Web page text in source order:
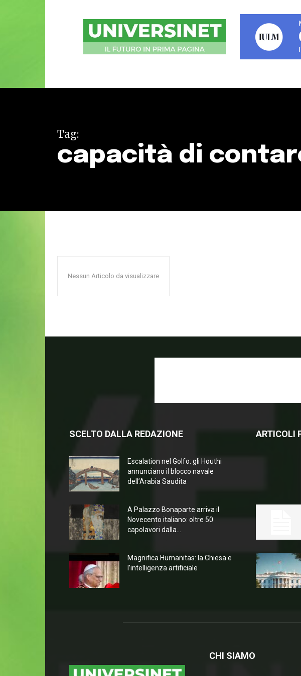
UniversiNet
Magazine
Tag:
capacità di
Nessun Articolo da visualizzare
SCELTO DALLA REDAZIONE
Escalation nel Golfo: gli Houthi
annunciano il blocco navale
dell’Arabia Saudita
A Palazzo Bonaparte arriva il
Novecento italiano: oltre 50
capolavori dalla...
Magnifica Humanitas: la Chiesa e
l’intelligenza artificiale
ARTICOLI
CHI SIAMO